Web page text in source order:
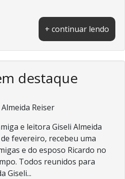
+ continuar lendo
destaque
Reiser
e leitora Giseli Almeida
fevereiro, recebeu uma
e do esposo Ricardo no
Todos reunidos para
Giseli...